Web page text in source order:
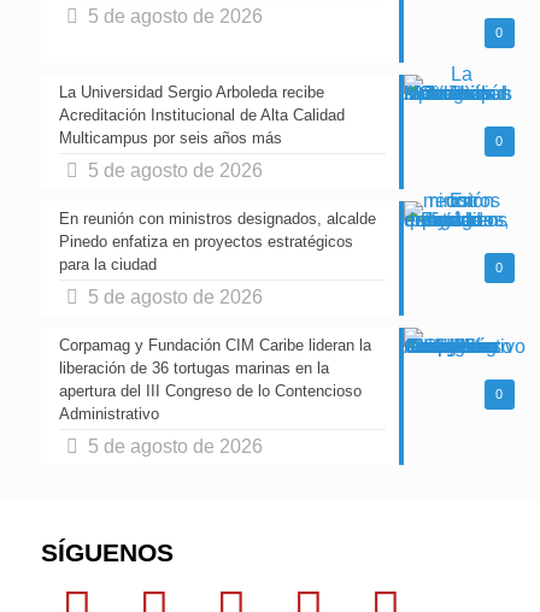
0
5 de agosto de 2026
0
La Universidad Sergio Arboleda recibe
Acreditación Institucional de Alta Calidad
Multicampus por seis años más
5 de agosto de 2026
0
En reunión con ministros designados, alcalde
Pinedo enfatiza en proyectos estratégicos
para la ciudad
5 de agosto de 2026
0
Corpamag y Fundación CIM Caribe lideran la
liberación de 36 tortugas marinas en la
apertura del III Congreso de lo Contencioso
Administrativo
5 de agosto de 2026
SÍGUENOS